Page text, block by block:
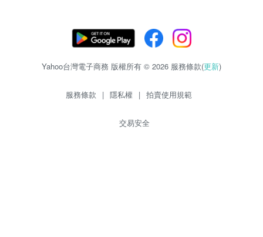
Yahoo台灣電子商務 版權所有 © 2026 服務條款(更新)
服務條款 | 隱私權 | 拍賣使用規範
交易安全